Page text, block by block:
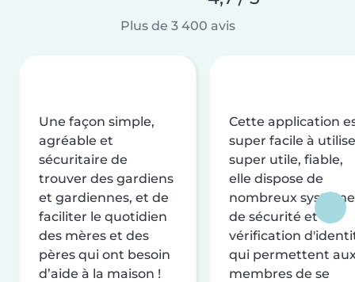
Plus de 3 400 avis
Une façon simple,
agréable et
sécuritaire de
trouver des gardiens
et gardiennes, et de
faciliter le quotidien
des mères et des
pères qui ont besoin
d’aide à la maison !
Cette application
super facile à
super utile, fiable,
elle dispose de
nombreux
de sécurité et de
vérification
qui permettent
membres de se